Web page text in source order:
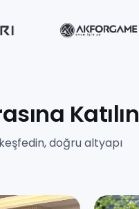
Katılın
doğru altyapı